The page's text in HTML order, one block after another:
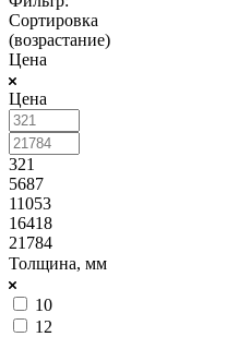
Сортировка
(возрастание)
Цена
Цена
321
5687
11053
16418
21784
Толщина, мм
10
12